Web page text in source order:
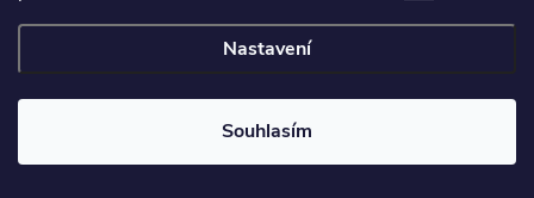
Nastavení
Souhlasím
nastavení cookies